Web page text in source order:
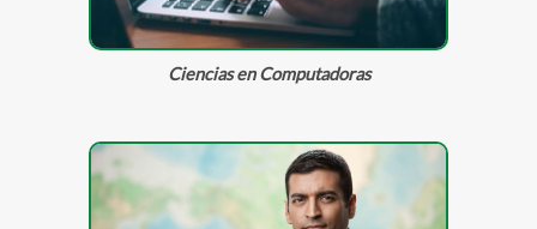
Ciencias en Computadoras